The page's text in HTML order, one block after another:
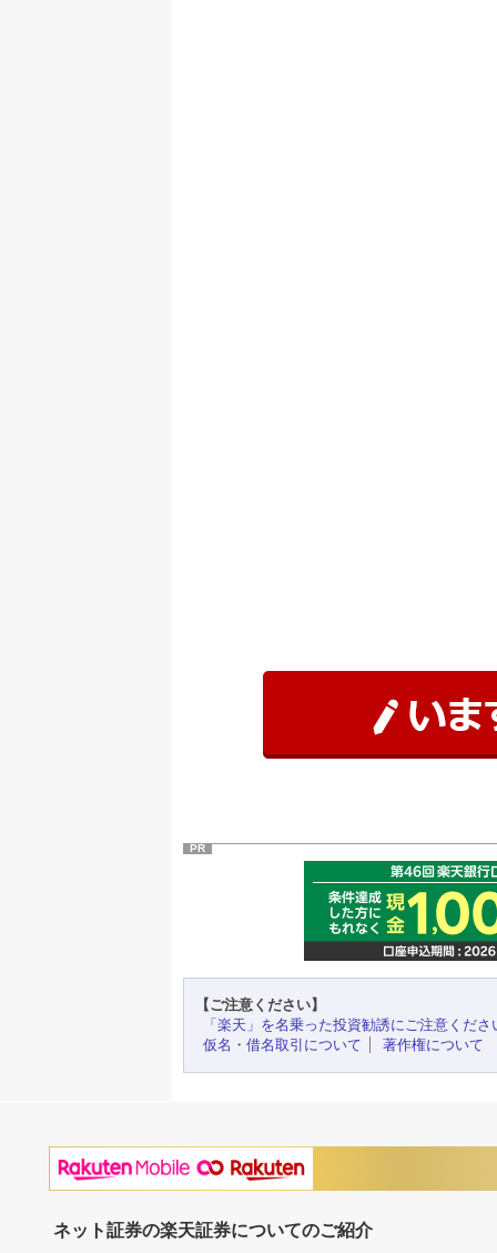
PR
【ご注意ください】
「楽天」を名乗った投資勧誘にご注意くださ
仮名・借名取引について
著作権について
ネット証券の楽天証券についてのご紹介